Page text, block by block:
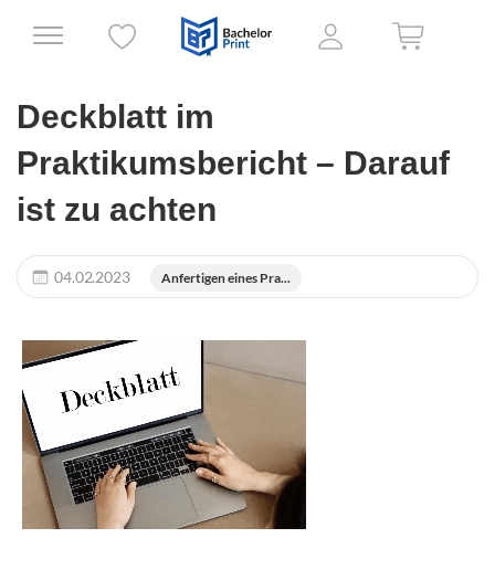
Deckblatt im
Praktikumsbericht – Darauf
ist zu achten
04.02.2023 Anfertigen eines Pra...